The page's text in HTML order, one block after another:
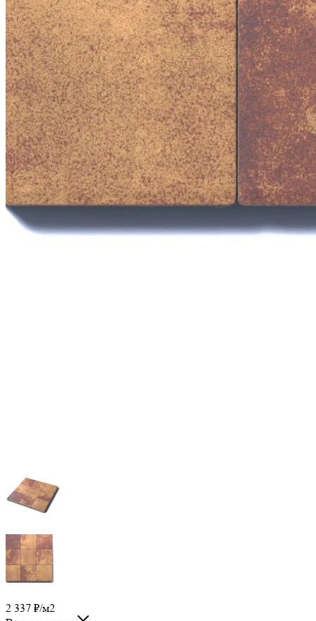
2 337 ₽/м2